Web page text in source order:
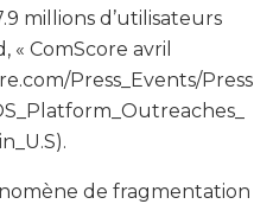
millions d’utilisateurs
ComScore avril
Press_Events/Press
de fragmentation